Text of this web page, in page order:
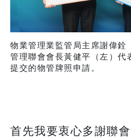
物業管理業監管局主席謝偉銓
管理聯會會長黃健平（左）代
提交的物管牌照申請。
首先我要衷心多謝聯